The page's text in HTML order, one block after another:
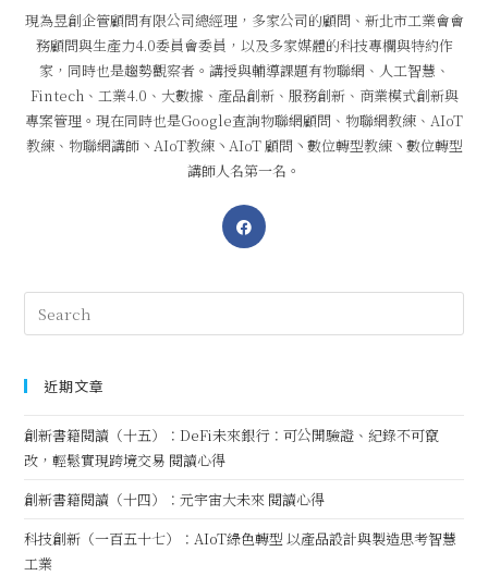
現為昱創企管顧問有限公司總經理，多家公司的顧問、新北市工業會會
務顧問與生產力4.0委員會委員，以及多家媒體的科技專欄與特約作
家，同時也是趨勢觀察者。講授與輔導課題有物聯網、人工智慧、
Fintech、工業4.0、大數據、產品創新、服務創新、商業模式創新與
專案管理。現在同時也是Google查詢物聯網顧問、物聯網教練、AIoT
教練、物聯網講師丶AIoT教練丶AIoT 顧問丶數位轉型教練丶數位轉型
講師人名第一名。
近期文章
創新書籍閱讀（十五）：DeFi未來銀行：可公開驗證、紀錄不可竄
改，輕鬆實現跨境交易 閱讀心得
創新書籍閱讀（十四）：元宇宙大未來 閱讀心得
科技創新（一百五十七）：AIoT綠色轉型 以產品設計與製造思考智慧
工業